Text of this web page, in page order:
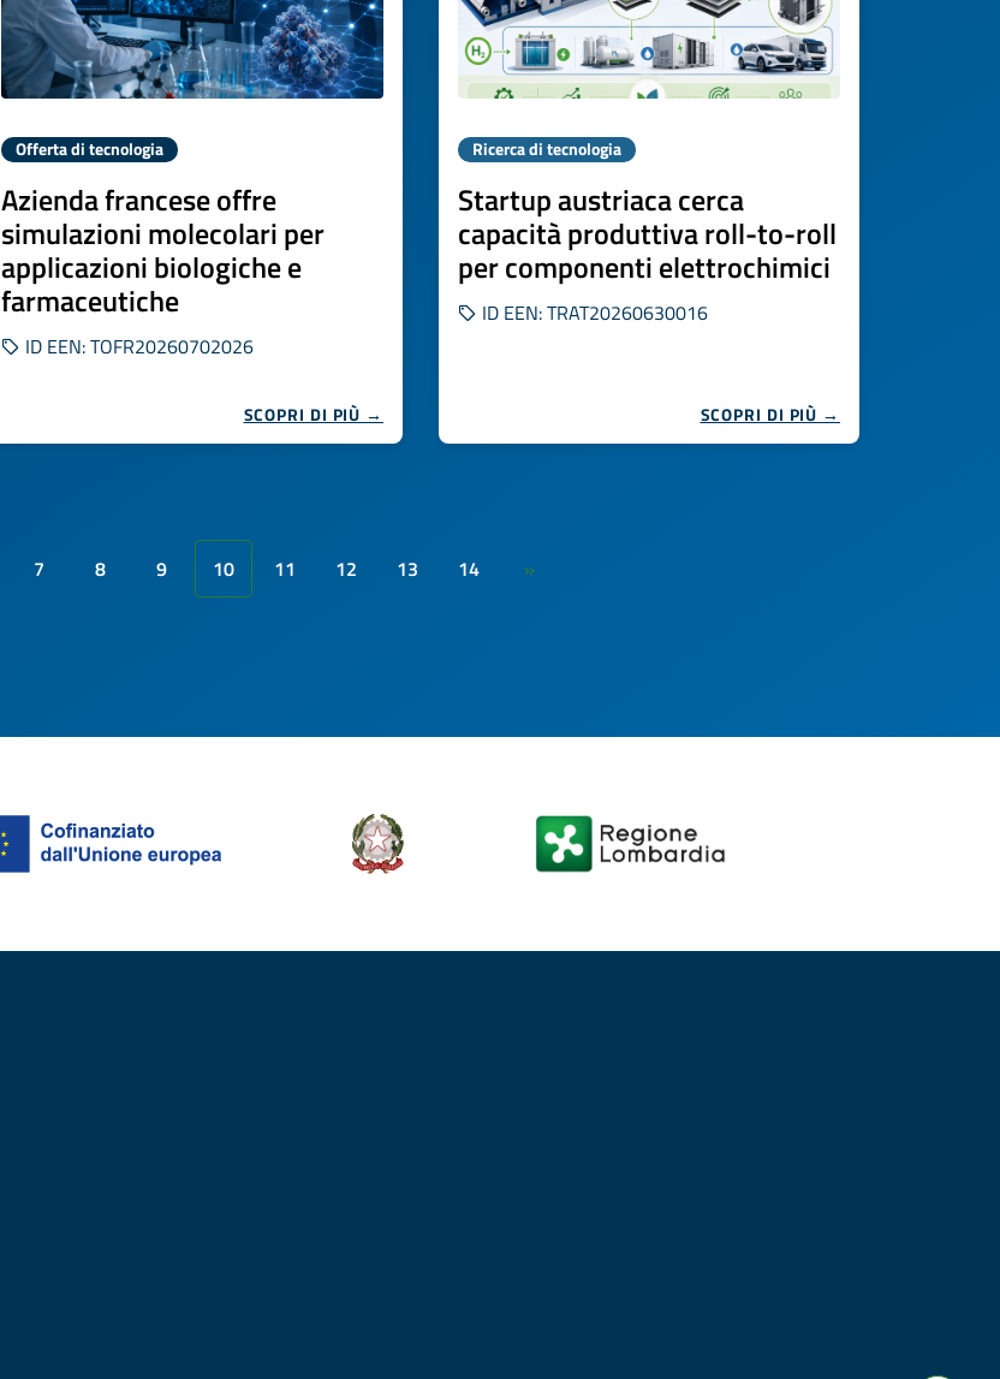
Offerta di tecnologia
Azienda francese offre
simulazioni molecolari per
applicazioni biologiche e
farmaceutiche
ID EEN: TOFR20260702026
SCOPRI DI PIÙ →
Ricerca di tecnologia
Startup austriaca cerca
capacità produttiva roll-to-roll
per componenti elettrochimici
ID EEN: TRAT20260630016
SCOPRI DI PIÙ →
7 8 9 10 11 12 13 14 »